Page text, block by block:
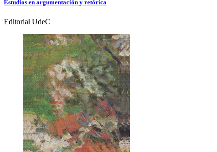
Estudios en argumentación y retórica
Editorial UdeC